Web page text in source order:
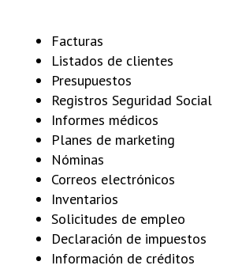
Facturas
Listados de clientes
Presupuestos
Registros Seguridad Social
Informes médicos
Planes de marketing
Nóminas
Correos electrónicos
Inventarios
Solicitudes de empleo
Declaración de impuestos
Información de créditos